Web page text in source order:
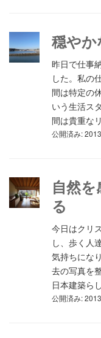
穏や
昨日で仕事
した。私の
間は特定の
いう生活ス
間は貴重な
公開済み:
自然
る
今日はクリ
し、歩く人
気持ちにな
去の写真を
日本建築ら
公開済み: